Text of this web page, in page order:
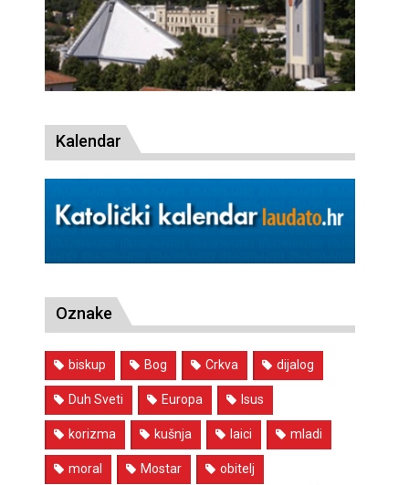
Kalendar
Oznake
biskup Bog Crkva dijalog
Duh Sveti Europa Isus
korizma kušnja laici mladi
moral Mostar obitelj